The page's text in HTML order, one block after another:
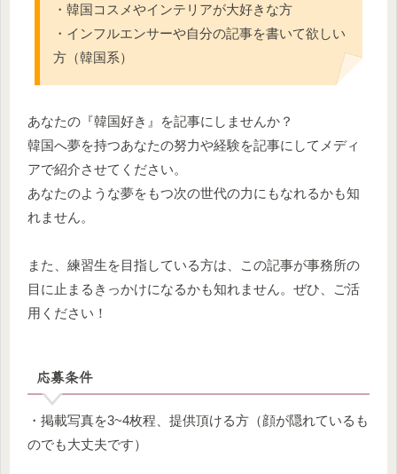
・韓国コスメやインテリアが大好きな方
・インフルエンサーや自分の記事を書いて欲しい
方（韓国系）
あなたの『韓国好き』を記事にしませんか？
韓国へ夢を持つあなたの努力や経験を記事にしてメディ
アで紹介させてください。
あなたのような夢をもつ次の世代の力にもなれるかも知
れません。
また、練習生を目指している方は、この記事が事務所の
目に止まるきっかけになるかも知れません。ぜひ、ご活
用ください！
応募条件
・掲載写真を3~4枚程、提供頂ける方（顔が隠れているも
のでも大丈夫です）